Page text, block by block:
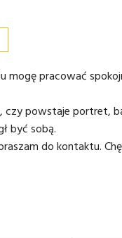
pracować
czy powstaje portret,
być sobą.
dokontaktu.